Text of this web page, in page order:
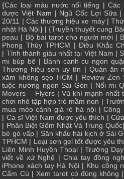
{Các loại màu nước nổi tiếng | Các
dược Việt Nam | Ngũ Cốc Lợi Sữa |
20/11 | Các thương hiệu xe máy|
nhật Hà Nội} | {Truyền thuyết cung
peau | Bộ bài tarot cho người mới|
Phong Thủy TPHCM |Điêu Khắc
| Tỉnh thành giàu nhất tại Việt Nam |
mi búp bê | Bánh canh cu ngon
Thương hiệu sơn uy tín | Quán ăn
xăm không sẹo HCM | Review Zen
tuộc nướng ngon Sài Gòn | Nối mi
Movers – Flyers| Vũ khí mạnh nhất
chơi nhỏ tập hợp trẻ mầm non |
mua mèo cảnh giá rẻ hà nội |Công
| Ca sĩ Việt Nam được yêu thích | Cửa
| Phân Biệt Gốm Nhật Và Trung Quốc
bé gò vấp | Sân khấu hài kịch ở Sài
TPHCM | Loại sơn gel tốt được yêu
Liên Minh Huyền Thoại|Trường
viết về xứ Nghệ | Chia tay đồng
iPhone xách tay Hà Nội| Khu công
Cẩm Cù | Xem tarot có đúng không